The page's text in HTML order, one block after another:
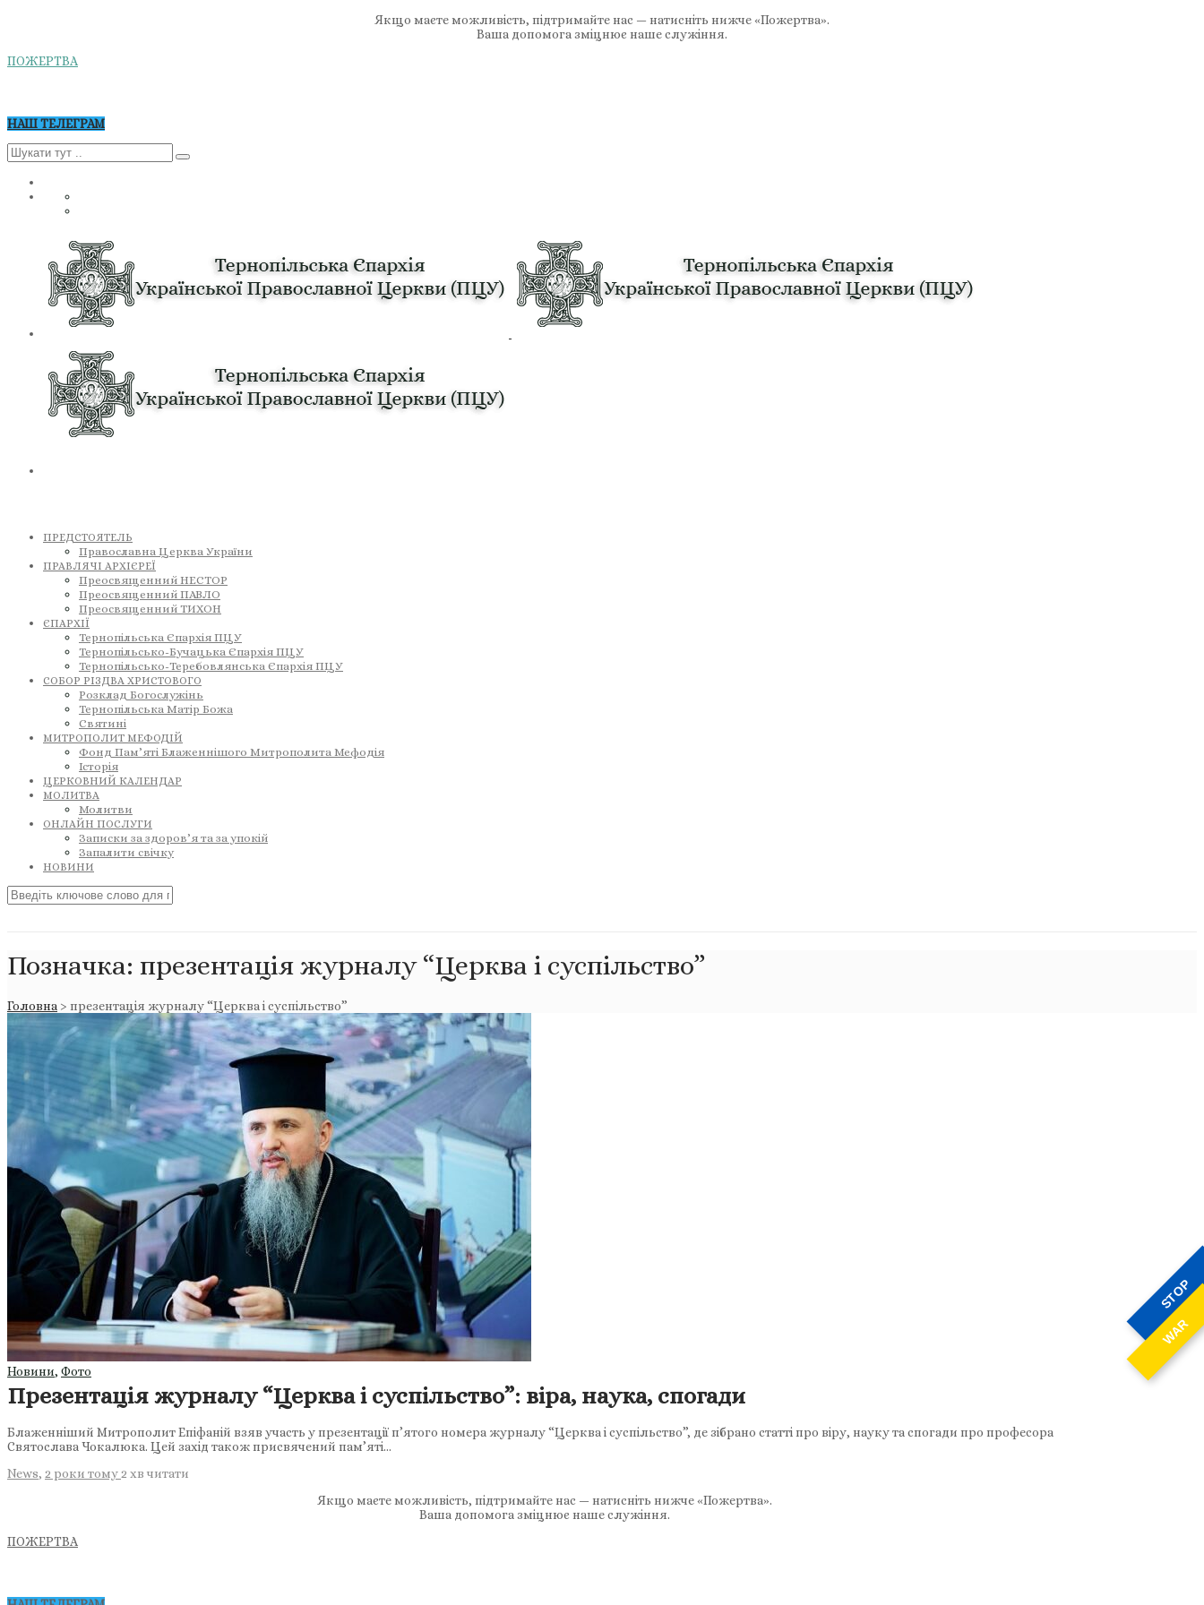
STOP
WAR
Якщо маєте можливість, підтримайте нас — натисніть нижче «Пожертва».
Ваша допомога зміцнює наше служіння.
ПОЖЕРТВА
НАШ ТЕЛЕГРАМ
ПРЕДСТОЯТЕЛЬ
Православна Церква України
ПРАВЛЯЧІ АРХІЄРЕЇ
Преосвященний НЕСТОР
Преосвященний ПАВЛО
Преосвященний ТИХОН
ЄПАРХІЇ
Тернопільська Єпархія ПЦУ
Тернопільсько-Бучацька Єпархія ПЦУ
Тернопільсько-Теребовлянська Єпархія ПЦУ
СОБОР РІЗДВА ХРИСТОВОГО
Розклад Богослужінь
Тернопільська Матір Божа
Святині
МИТРОПОЛИТ МЕФОДІЙ
Фонд Пам’яті Блаженнішого Митрополита Мефодія
Історія
ЦЕРКОВНИЙ КАЛЕНДАР
МОЛИТВА
Молитви
ОНЛАЙН ПОСЛУГИ
Записки за здоров’я та за упокій
Запалити свічку
НОВИНИ
Позначка: презентація журналу “Церква і суспільство”
Головна > презентація журналу “Церква і суспільство”
Новини, Фото
Презентація журналу “Церква і суспільство”: віра, наука, спогади
Блаженніший Митрополит Епіфаній взяв участь у презентації п’ятого номера журналу “Церква і суспільство”, де зібрано статті про віру, науку та спогади про професора
Святослава Чокалюка. Цей захід також присвячений пам’яті…
News, 2 роки тому 2 хв читати
Якщо маєте можливість, підтримайте нас — натисніть нижче «Пожертва».
Ваша допомога зміцнює наше служіння.
ПОЖЕРТВА